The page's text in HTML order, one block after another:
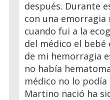
después. Durante
con una emorragia
cuando fui a la
del médico el bebé
de mi hemorragia
no había
médico no lo podía
Martino nació ha